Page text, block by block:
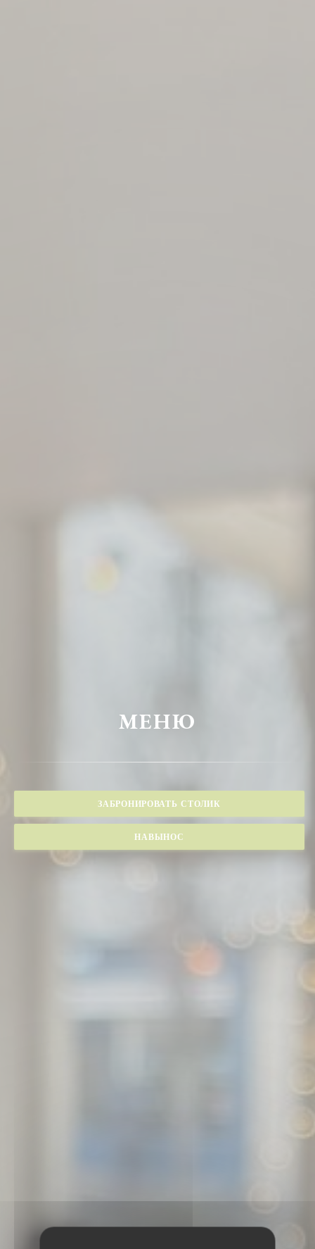
МЕНЮ
ЗАБРОНИРОВАТЬ СТОЛИК
НАВЫНОС